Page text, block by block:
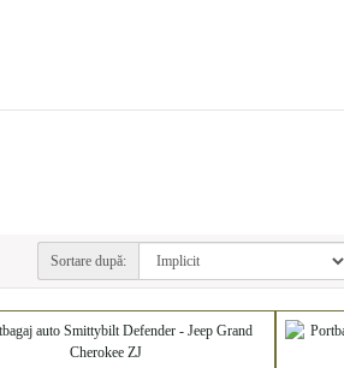
Sortare după: